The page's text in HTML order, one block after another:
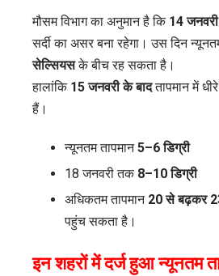
मौसम विभाग का अनुमान है कि 14
सर्दी का असर बना रहेगा। उस दिन
सेल्सियसके बीच रह सकता है।
हालांकि 15 जनवरी के बादतापमान में
हैं।
न्यूनतम तापमान5–6 डिग्री
18 जनवरी तक 8–10 डिग्री
अधिकतम तापमान 20 से बढ़कर
पहुंच सकता है।
इन शहरों में दर्ज हुआ न्यूनतम